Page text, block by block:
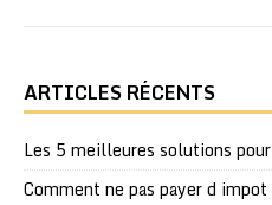
ARTICLES RÉCENTS
Les 5 meilleures solutions
Comment ne pas payer d